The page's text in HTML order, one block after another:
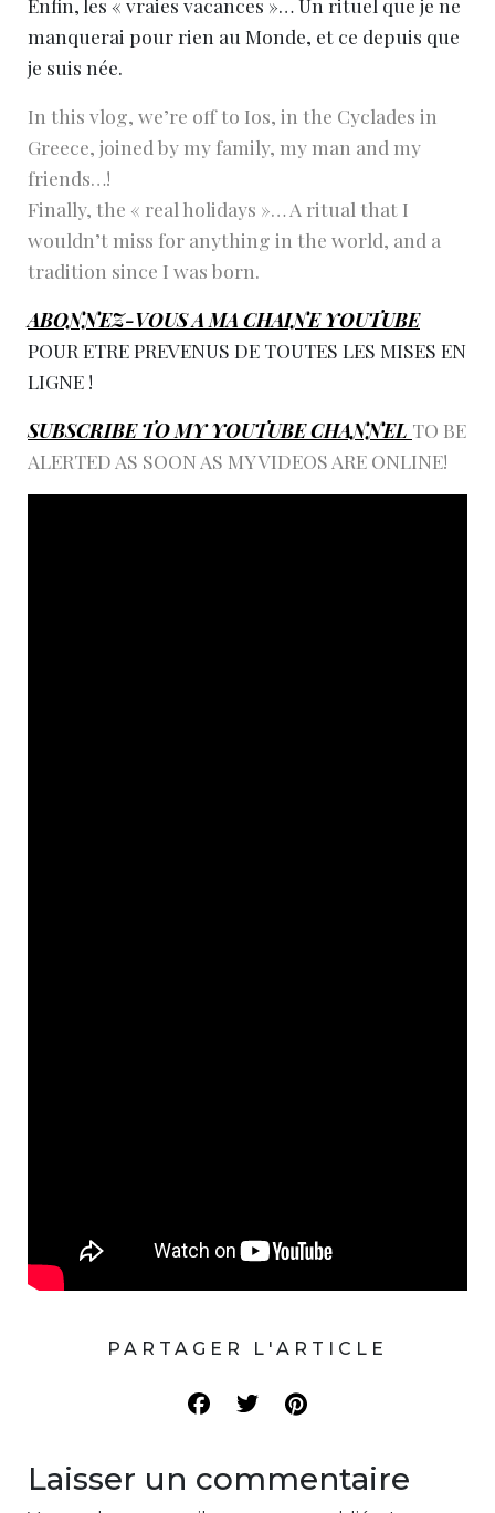
manquerai pour rien au Monde, et ce depuis que
je suis née.
In this vlog, we’re off to Ios, in the Cyclades in
Greece, joined by my family, my man and my
friends…!
Finally, the « real holidays »… A ritual that I
wouldn’t miss for anything in the world, and a
tradition since I was born.
ABONNEZ-VOUS A MA CHAINE YOUTUBE
POUR ETRE PREVENUS DE TOUTES LES MISES EN
LIGNE !
SUBSCRIBE TO MY YOUTUBE CHANNEL TO BE
ALERTED AS SOON AS MY VIDEOS ARE ONLINE!
PARTAGER L'ARTICLE
Laisser un commentaire